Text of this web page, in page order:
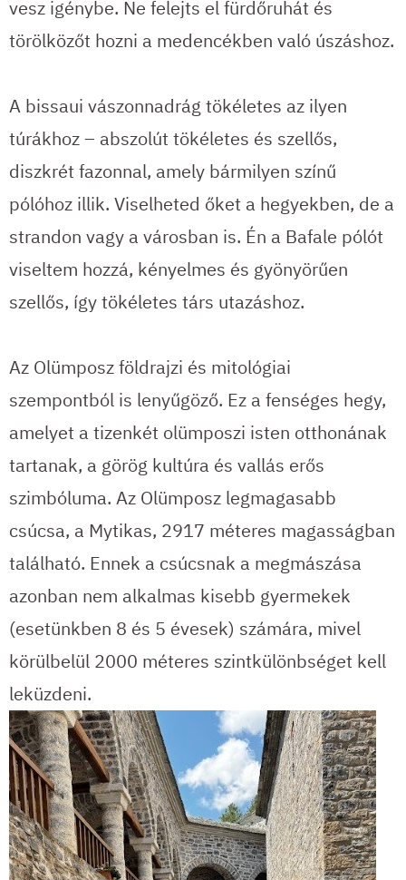
vesz igénybe. Ne felejts el fürdőruhát és
törölközőt hozni a medencékben való úszáshoz.
A bissaui vászonnadrág tökéletes az ilyen
túrákhoz – abszolút tökéletes és szellős,
diszkrét fazonnal, amely bármilyen színű
pólóhoz illik. Viselheted őket a hegyekben, de a
strandon vagy a városban is. Én a Bafale pólót
viseltem hozzá, kényelmes és gyönyörűen
szellős, így tökéletes társ utazáshoz.
Az Olümposz földrajzi és mitológiai
szempontból is lenyűgöző. Ez a fenséges hegy,
amelyet a tizenkét olümposzi isten otthonának
tartanak, a görög kultúra és vallás erős
szimbóluma. Az Olümposz legmagasabb
csúcsa, a Mytikas, 2917 méteres magasságban
található. Ennek a csúcsnak a megmászása
azonban nem alkalmas kisebb gyermekek
(esetünkben 8 és 5 évesek) számára, mivel
körülbelül 2000 méteres szintkülönbséget kell
leküzdeni.